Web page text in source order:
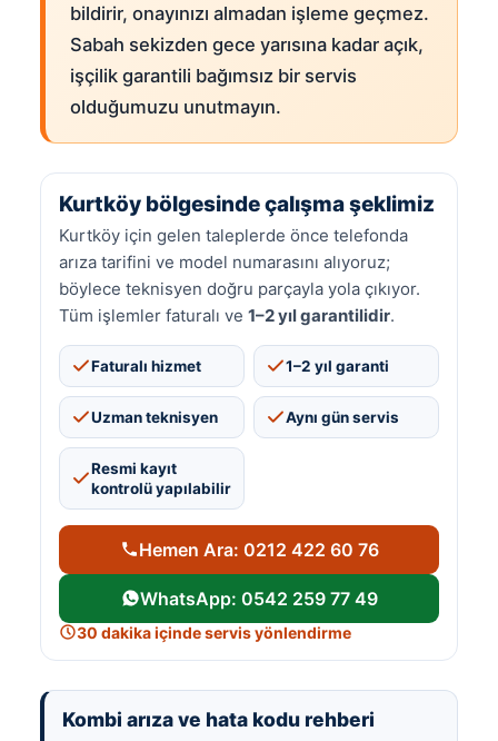
bildirir, onayınızı almadan işleme geçmez.
Sabah sekizden gece yarısına kadar açık,
işçilik garantili bağımsız bir servis
olduğumuzu unutmayın.
Kurtköy bölgesinde çalışma şeklimiz
Kurtköy için gelen taleplerde önce telefonda
arıza tarifini ve model numarasını alıyoruz;
böylece teknisyen doğru parçayla yola çıkıyor.
Tüm işlemler faturalı ve 1–2 yıl garantilidir.
Faturalı hizmet 1–2 yıl garanti
Uzman teknisyen Aynı gün servis
Resmi kayıt
kontrolü yapılabilir
Hemen Ara: 0212 422 60 76
WhatsApp: 0542 259 77 49
30 dakika içinde servis yönlendirme
Kombi arıza ve hata kodu rehberi